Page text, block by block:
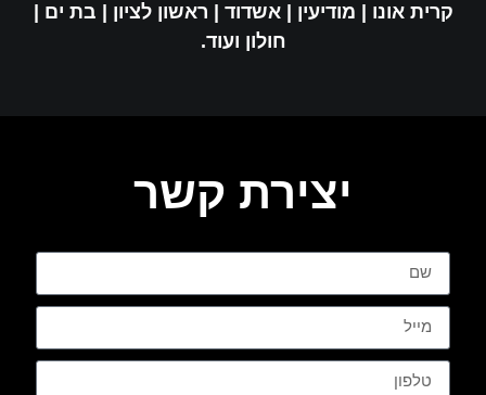
קרית אונו | מודיעין | אשדוד | ראשון לציון | בת ים |
חולון ועוד.
יצירת קשר